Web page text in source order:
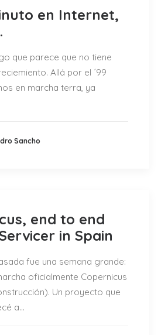
en Internet,
que parece que no tiene
Allá por el ´99
en marcha terra, ya
Sancho
end to end
in Spain
fue una semana grande:
oficialmente Copernicus
Un proyecto que
a…